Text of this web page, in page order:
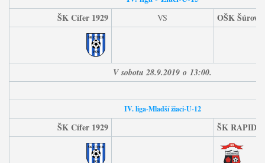
ŠK Cífer 1929
VS OŠK Šúrovce
Vsobotu 28.9.2019 o 13:00.
IV. liga-Mladší žiaci-U-12
ŠK Cífer 1929 ŠK RAPID